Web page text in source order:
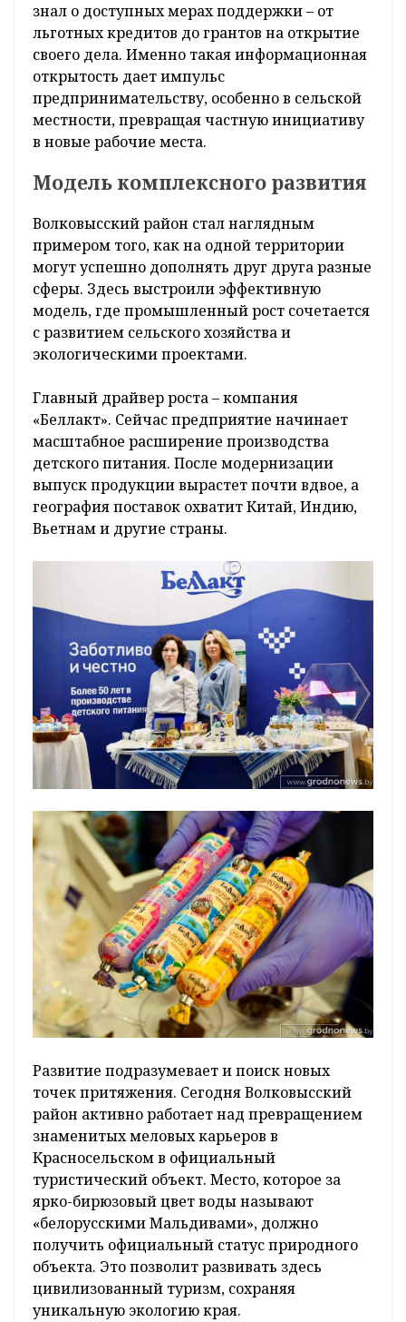
знал о доступных мерах поддержки – от
льготных кредитов до грантов на открытие
своего дела. Именно такая информационная
открытость дает импульс
предпринимательству, особенно в сельской
местности, превращая частную инициативу
в новые рабочие места.
Модель комплексного развития
Волковысский район стал наглядным
примером того, как на одной территории
могут успешно дополнять друг друга разные
сферы. Здесь выстроили эффективную
модель, где промышленный рост сочетается
с развитием сельского хозяйства и
экологическими проектами.
Главный драйвер роста – компания
«Беллакт». Сейчас предприятие начинает
масштабное расширение производства
детского питания. После модернизации
выпуск продукции вырастет почти вдвое, а
география поставок охватит Китай, Индию,
Вьетнам и другие страны.
Развитие подразумевает и поиск новых
точек притяжения. Сегодня Волковысский
район активно работает над превращением
знаменитых меловых карьеров в
Красносельском в официальный
туристический объект. Место, которое за
ярко-бирюзовый цвет воды называют
«белорусскими Мальдивами», должно
получить официальный статус природного
объекта. Это позволит развивать здесь
цивилизованный туризм, сохраняя
уникальную экологию края.